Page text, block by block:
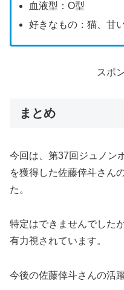
血液型：O型
好きなもの：猫、甘
スポ
まとめ
今回は、第37回ジュノン
を獲得した佐藤倖斗さん
た。
特定はできませんでした
有力視されています。
今後の佐藤倖斗さんの活